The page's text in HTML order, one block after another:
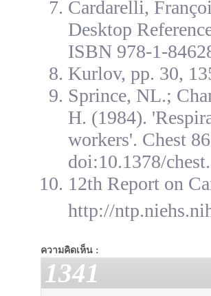
Cardarelli,
Desktop
ISBN 978-1-
Kurlov, pp. 30,
Sprince, NL.;
H. (1984).
workers'. Chest
doi:10.1378/
12th Report on
http://
ความคิดเห็น :
1341